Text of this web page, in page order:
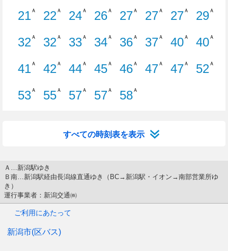
21Ａ
22Ａ
24Ａ
26Ａ
27Ａ
27Ａ
27Ａ 29Ａ
32Ａ
32Ａ
33Ａ
34Ａ
36Ａ
37Ａ
40Ａ 40Ａ
41Ａ
42Ａ
44Ａ
45Ａ
46Ａ
47Ａ
47Ａ 52Ａ
53Ａ
55Ａ
57Ａ
57Ａ
58Ａ
すべての時刻表を表示
Ａ…新潟駅ゆき
Ｂ南…新潟駅経由長潟線直通ゆき（BC→新潟駅・イオン→南部営業所ゆ
き）
運行事業者：新潟交通㈱
ご利用にあたって
新潟市(区バス)